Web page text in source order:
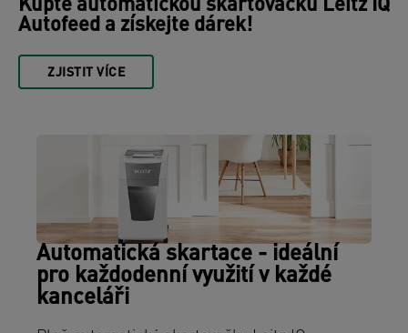
Kupte automatickou skartovačku Leitz IQ
Autofeed a získejte dárek!
ZJISTIT VÍCE
Automatická skartace - ideální
pro každodenní využití v každé
kanceláři